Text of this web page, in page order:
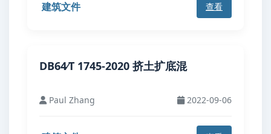
建筑文件 查看
DB64∕T 1745-2020 挤土扩底混
Paul Zhang 2022-09-06